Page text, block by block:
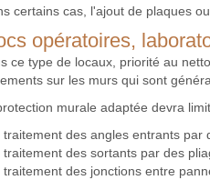
certains cas, l'ajout de plaques
opératoires,
ce type de locaux, priorité au
sur les murs qui sont
murale adaptée devra
traitement des angles entrants par
traitement des sortants par des
traitement des jonctions entre